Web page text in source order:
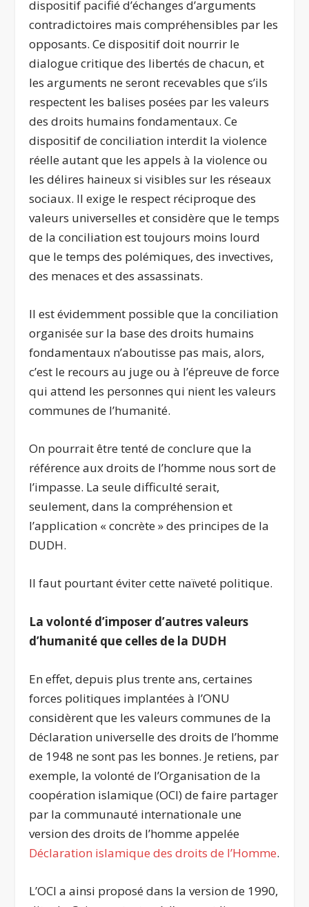
dispositif pacifié d’échanges d’arguments
contradictoires mais compréhensibles par les
opposants. Ce dispositif doit nourrir le
dialogue critique des libertés de chacun, et
les arguments ne seront recevables que s’ils
respectent les balises posées par les valeurs
des droits humains fondamentaux. Ce
dispositif de conciliation interdit la violence
réelle autant que les appels à la violence ou
les délires haineux si visibles sur les réseaux
sociaux. Il exige le respect réciproque des
valeurs universelles et considère que le temps
de la conciliation est toujours moins lourd
que le temps des polémiques, des invectives,
des menaces et des assassinats.
Il est évidemment possible que la conciliation
organisée sur la base des droits humains
fondamentaux n’aboutisse pas mais, alors,
c’est le recours au juge ou à l’épreuve de force
qui attend les personnes qui nient les valeurs
communes de l’humanité.
On pourrait être tenté de conclure que la
référence aux droits de l’homme nous sort de
l’impasse. La seule difficulté serait,
seulement, dans la compréhension et
l’application « concrète » des principes de la
DUDH.
Il faut pourtant éviter cette naïveté politique.
La volonté d’imposer d’autres valeurs
d’humanité que celles de la DUDH
En effet, depuis plus trente ans, certaines
forces politiques implantées à l’ONU
considèrent que les valeurs communes de la
Déclaration universelle des droits de l’homme
de 1948 ne sont pas les bonnes. Je retiens, par
exemple, la volonté de l’Organisation de la
coopération islamique (OCI) de faire partager
par la communauté internationale une
version des droits de l’homme appelée
Déclaration islamique des droits de l’Homme.
L’OCI a ainsi proposé dans la version de 1990,